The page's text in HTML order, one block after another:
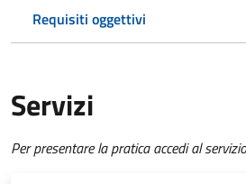
Requisiti oggettivi
Servizi
Per presentare la pratica accedi al